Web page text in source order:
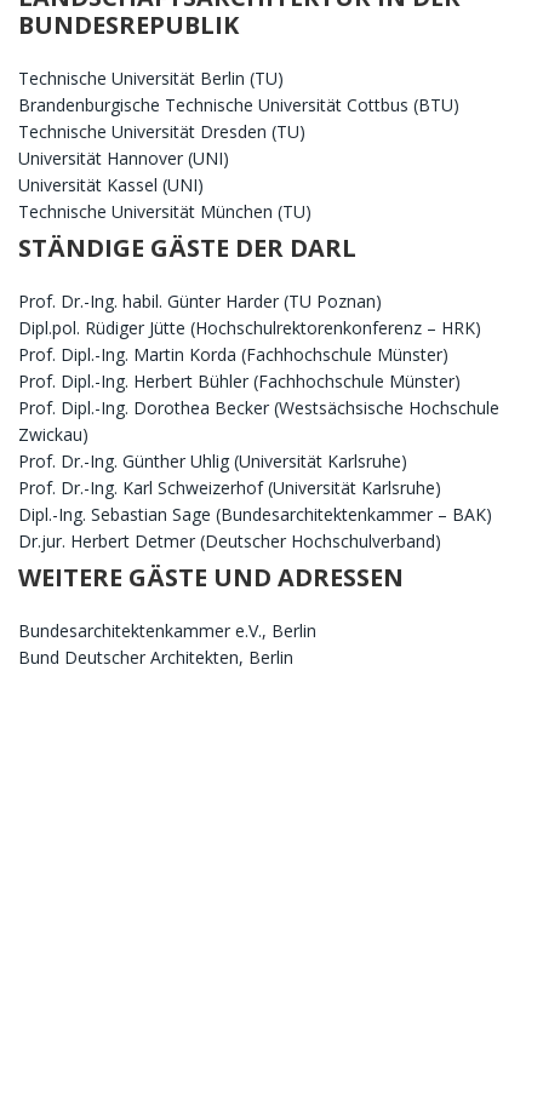
BUNDESREPUBLIK
Technische Universität Berlin (TU)
Brandenburgische Technische Universität Cottbus (BTU)
Technische Universität Dresden (TU)
Universität Hannover (UNI)
Universität Kassel (UNI)
Technische Universität München (TU)
STÄNDIGE GÄSTE DER DARL
Prof. Dr.-Ing. habil. Günter Harder (TU Poznan)
Dipl.pol. Rüdiger Jütte (Hochschulrektorenkonferenz – HRK)
Prof. Dipl.-Ing. Martin Korda (Fachhochschule Münster)
Prof. Dipl.-Ing. Herbert Bühler (Fachhochschule Münster)
Prof. Dipl.-Ing. Dorothea Becker (Westsächsische Hochschule
Zwickau)
Prof. Dr.-Ing. Günther Uhlig (Universität Karlsruhe)
Prof. Dr.-Ing. Karl Schweizerhof (Universität Karlsruhe)
Dipl.-Ing. Sebastian Sage (Bundesarchitektenkammer – BAK)
Dr.jur. Herbert Detmer (Deutscher Hochschulverband)
WEITERE GÄSTE UND ADRESSEN
Bundesarchitektenkammer e.V., Berlin
Bund Deutscher Architekten, Berlin